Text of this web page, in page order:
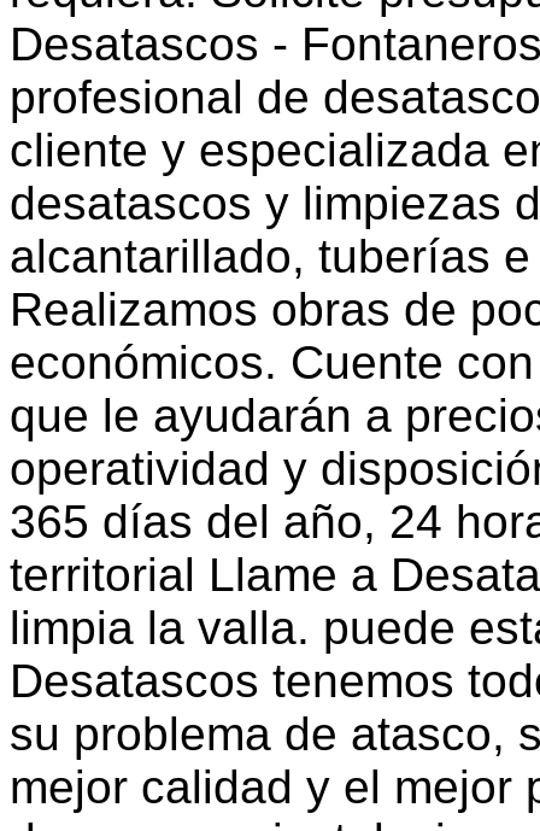
Desatascos -
profesional de
cliente y especializada
desatascos y limpiezas
alcantarillado, tuberías
Realizamos obras de
económicos. Cuente
que le ayudarán a
operatividad y
365 días del año, 24
territorial Llame a
limpia la valla. puede
Desatascos tenemos
su problema de atasco,
mejor calidad y el mejor